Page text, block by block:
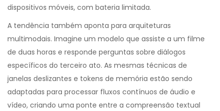
dispositivos móveis, com bateria limitada.
A tendência também aponta para arquiteturas
multimodais. Imagine um modelo que assiste a um filme
de duas horas e responde perguntas sobre diálogos
específicos do terceiro ato. As mesmas técnicas de
janelas deslizantes e tokens de memória estão sendo
adaptadas para processar fluxos contínuos de áudio e
vídeo, criando uma ponte entre a compreensão textual